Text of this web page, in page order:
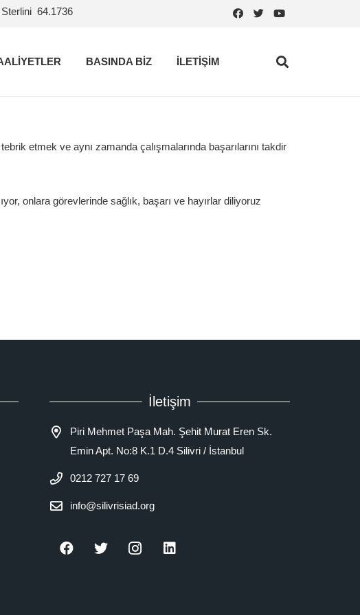
64.1736
BASINDA BİZ İLETİŞİM
etmek ve aynı zamanda çalışmalarında başarılarını takdir
onlara görevlerinde sağlık, başarı ve hayırlar diliyoruz
İletişim
Piri Mehmet Paşa Mah. Şehit Murat Eren Sk.
Emin Apt. No:8 K.1 D.4 Silivri / İstanbul
0212 727 17 69
info@silivrisiad.org